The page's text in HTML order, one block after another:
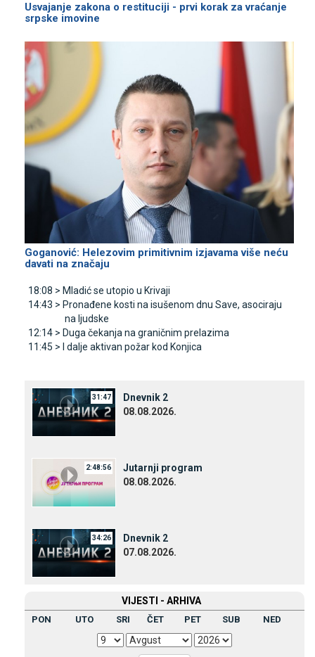
Usvajanje zakona o restituciji - prvi korak za vraćanje
srpske imovine
Goganović: Helezovim primitivnim izjavama više neću
davati na značaju
18:08 > Mladić se utopio u Krivaji
14:43 > Pronađene kosti na isušenom dnu Save, asociraju
na ljudske
12:14 > Duga čekanja na graničnim prelazima
11:45 >
I dalje aktivan požar kod Konjica
31:47
Dnevnik 2
08.08.2026.
2:48:56
Јutarnji program
08.08.2026.
34:26
Dnevnik 2
07.08.2026.
VIЈESTI - ARHIVA
PON UTO SRI ČET PET SUB NED